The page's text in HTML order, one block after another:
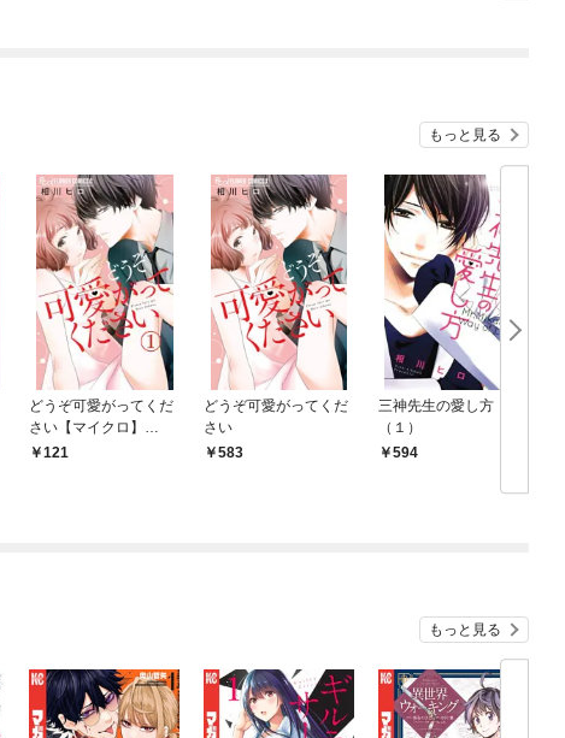
もっと見る
どうぞ可愛がってくだ
さい【マイクロ】
（１）
121
どうぞ可愛がってくだ
さい
583
三神先生の愛し方
（１）
594
もっと見る